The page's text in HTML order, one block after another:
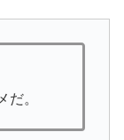
だ。